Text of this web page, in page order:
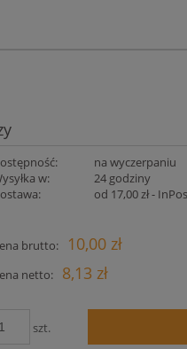
na wyczerpaniu
w:
24 godziny
od 17,00 zł-
płatności
brutto: 10,00 zł
netto: 8,13 zł
szt.